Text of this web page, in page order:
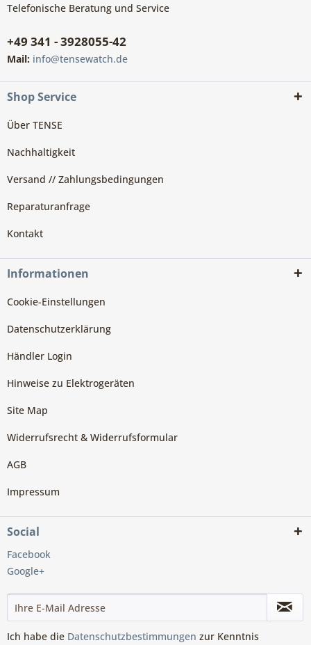
Telefonische Beratung und Service
+49 341 - 3928055-42
Mail: info@tensewatch.de
Shop Service
Über TENSE
Nachhaltigkeit
Versand // Zahlungsbedingungen
Reparaturanfrage
Kontakt
Informationen
Cookie-Einstellungen
Datenschutzerklärung
Händler Login
Hinweise zu Elektrogeräten
Site Map
Widerrufsrecht & Widerrufsformular
AGB
Impressum
Social
Facebook
Google+
Ich habe die Datenschutzbestimmungen zur Kenntnis